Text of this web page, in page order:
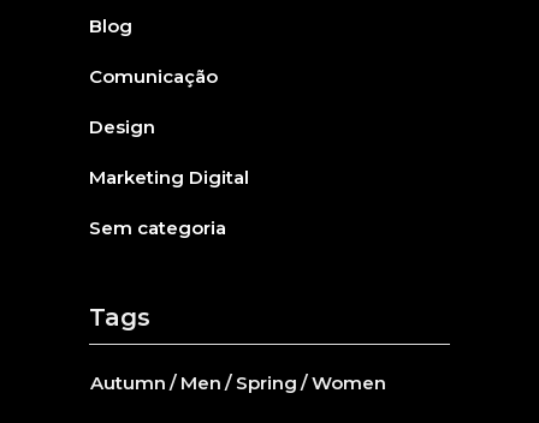
Blog
Comunicação
Design
Marketing Digital
Sem categoria
Tags
Autumn Men Spring Women